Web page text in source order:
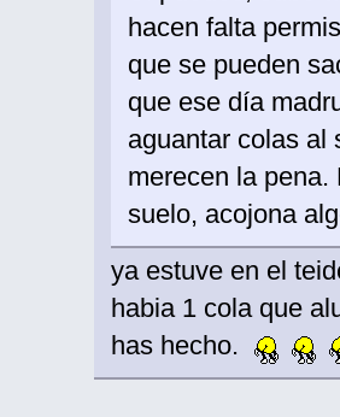
hacen falta
que se pueden
que ese día
aguantar colas al
merecen la
suelo, acojona
ya estuve en el
habia 1 cola que
has hecho.